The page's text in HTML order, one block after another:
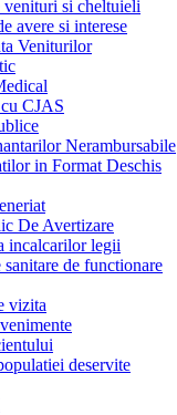
venituri si cheltuieli
avere si interese
Veniturilor
CJAS
Nerambursabile
in Format Deschis
De Avertizare
incalcarilor legii
de functionare
vizita
deservite